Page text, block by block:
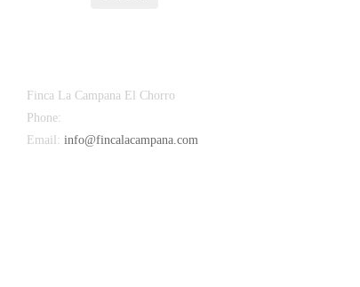
Finca La Campana El Chorro
Phone:
Email: info@fincalacampana.com